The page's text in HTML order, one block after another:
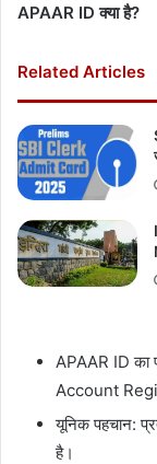
APAAR ID क्या है?
Related Articles
APAAR ID
Account
यूनिक पहचान:
है।